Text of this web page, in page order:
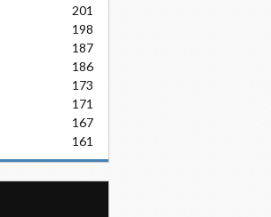
201
198
187
186
173
171
167
161